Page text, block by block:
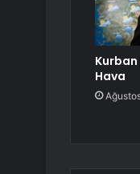
Kurban
Hava